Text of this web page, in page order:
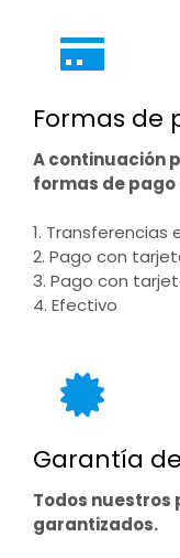
Formas de
A continuación
formas de
1. Transferencias
2. Pago con
3. Pago con
4. Efectivo
Garantía
Todos
garantizados.